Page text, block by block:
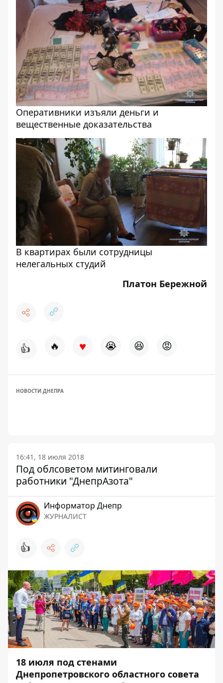
Оперативники изъяли деньги и
вещественные доказательства
В квартирах были сотрудницы
нелегальных студий
Платон Бережной
👍 🔥 ♥ 😭 😆 😡
НОВОСТИ ДНЕПРА
16:41, 18 июля 2018
Под облсоветом митинговали
работники "ДнепрАзота"
Информатор Днепр
ЖУРНАЛИСТ
👍
18 июля под стенами
Днепропетровского областного совета